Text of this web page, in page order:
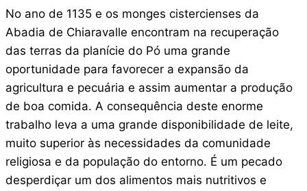
No ano de 1135 e os monges cistercienses da
Abadia de Chiaravalle encontram na recuperação
das terras da planície do Pó uma grande
oportunidade para favorecer a expansão da
agricultura e pecuária e assim aumentar a produção
de boa comida. A consequência deste enorme
trabalho leva a uma grande disponibilidade de leite,
muito superior às necessidades da comunidade
religiosa e da população do entorno. É um pecado
desperdiçar um dos alimentos mais nutritivos e